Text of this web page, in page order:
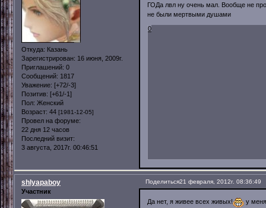
Откуда: Казань
Зарегистрирован: 16 июня, 2009г.
Приглашений: 0
Сообщений: 1817
Уважение: [+72/-3]
Позитив: [+61/-1]
Пол: Женский
Возраст: 44 [1981-12-05]
Провел на форуме:
22 дня 12 часов
Последний визит:
3 августа, 2017г. 00:46:51
ГОДа лвл ну очень мал. Вообще не
не были мертвыми душами
0
Поделиться21 февраля, 2012г. 08:36:49
shlyapaboy
Участник
Да нет, я живее всех живых!
у